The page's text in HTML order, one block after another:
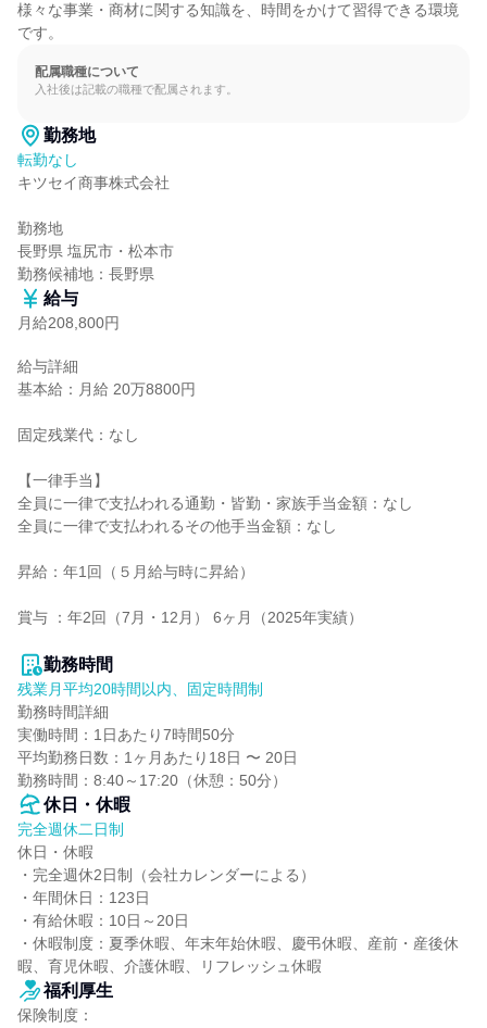
様々な事業・商材に関する知識を、時間をかけて習得できる環境
です。
配属職種について
入社後は記載の職種で配属されます。
勤務地
転勤なし
キツセイ商事株式会社
勤務地
長野県 塩尻市・松本市
勤務候補地：長野県
給与
月給208,800円
給与詳細
基本給：月給 20万8800円
固定残業代：なし
【一律手当】
全員に一律で支払われる通勤・皆勤・家族手当金額：なし
全員に一律で支払われるその他手当金額：なし
昇給：年1回（５月給与時に昇給）
賞与 ：年2回（7月・12月） 6ヶ月（2025年実績）
勤務時間
残業月平均20時間以内、固定時間制
勤務時間詳細
実働時間：1日あたり7時間50分
平均勤務日数：1ヶ月あたり18日 〜 20日
勤務時間：8:40～17:20（休憩：50分）
休日・休暇
完全週休二日制
休日・休暇
・完全週休2日制（会社カレンダーによる）
・年間休日：123日
・有給休暇：10日～20日
・休暇制度：夏季休暇、年末年始休暇、慶弔休暇、産前・産後休
暇、育児休暇、介護休暇、リフレッシュ休暇
福利厚生
保険制度：